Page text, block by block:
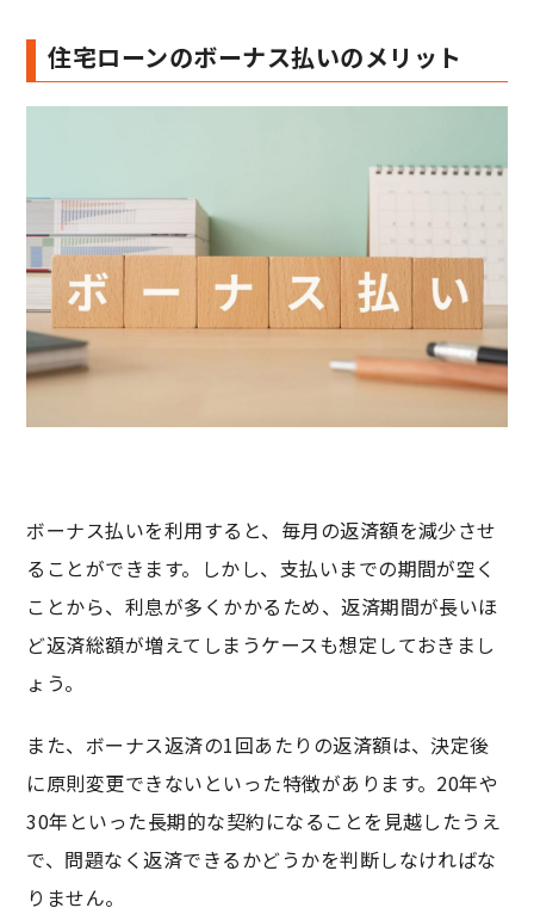
住宅ローンのボーナス払いのメリット
ボーナス払いを利用すると、毎月の返済額を減少させ
ることができます。しかし、支払いまでの期間が空く
ことから、利息が多くかかるため、返済期間が長いほ
ど返済総額が増えてしまうケースも想定しておきまし
ょう。
また、ボーナス返済の1回あたりの返済額は、決定後
に原則変更できないといった特徴があります。20年や
30年といった長期的な契約になることを見越したうえ
で、問題なく返済できるかどうかを判断しなければな
りません。